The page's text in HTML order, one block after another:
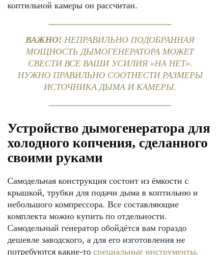
коптильной камеры он рассчитан.
ВАЖНО! НЕПРАВИЛЬНО ПОДОБРАННАЯ
МОЩНОСТЬ ДЫМОГЕНЕРАТОРА МОЖЕТ
СВЕСТИ ВСЕ ВАШИ УСИЛИЯ «НА НЕТ».
НУЖНО ПРАВИЛЬНО СООТНЕСТИ РАЗМЕРЫ
ИСТОЧНИКА ДЫМА И КАМЕРЫ.
Устройство дымогенератора для
холодного копчения, сделанного
своими руками
Самодельная конструкция состоит из ёмкости с
крышкой, трубки для подачи дыма в коптильню и
небольшого компрессора. Все составляющие
комплекта можно купить по отдельности.
Самодельный генератор обойдётся вам гораздо
дешевле заводского, а для его изготовления не
потребуются какие-то специальные инструменты.